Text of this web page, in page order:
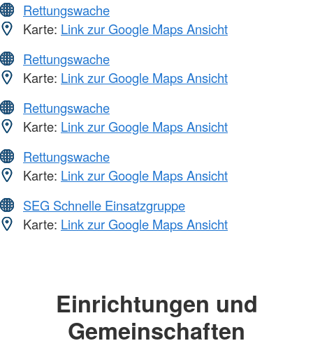
Rettungswache
Karte: Link zur Google Maps Ansicht
Rettungswache
Karte: Link zur Google Maps Ansicht
Rettungswache
Karte: Link zur Google Maps Ansicht
Rettungswache
Karte: Link zur Google Maps Ansicht
SEG Schnelle Einsatzgruppe
Karte: Link zur Google Maps Ansicht
Einrichtungen und
Gemeinschaften